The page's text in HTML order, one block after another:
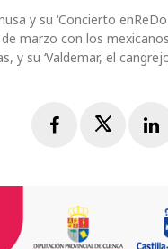
y su ‘Concierto enReDo
de marzo con los
y su ‘Valdemar, el
Facebook